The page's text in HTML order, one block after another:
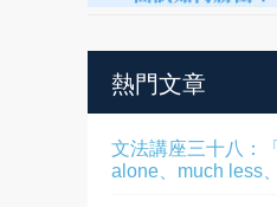
熱門文章
文法講座三十八：
alone、much less